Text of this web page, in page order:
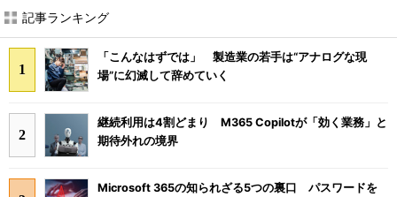
記事ランキング
「こんなはずでは」 製造業の若手は“アナログな現
場”に幻滅して辞めていく
継続利用は4割どまり M365 Copilotが「効く業務」と
期待外れの境界
Microsoft 365の知られざる5つの裏口 パスワードを